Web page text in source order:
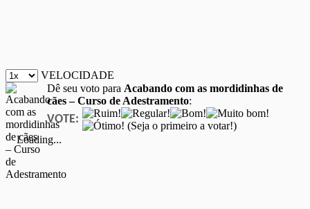
VELOCIDADE
Dê seu voto para Acabando com as mordidinhas de
cães – Curso de Adestramento:
VOTE:
(Seja o primeiro a votar!)
Loading...